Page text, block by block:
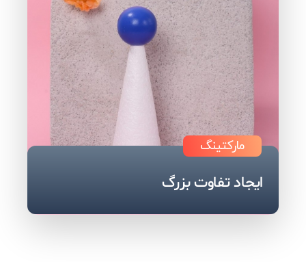
ایجاد تفاوت بزرگ
مارکتینگ